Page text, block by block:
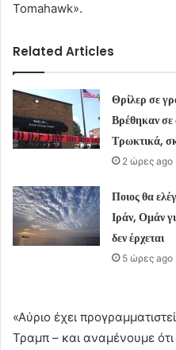
Tomahawk».
Related Articles
Θρίλερ σε
Βρέθηκαν
Τρωκτικά,
2 ώρες ago
Ποιος θα
Ιράν, Ομάν
δεν έρχεται
5 ώρες ago
«Αύριο έχει
Τραμπ – και αναμένουμε